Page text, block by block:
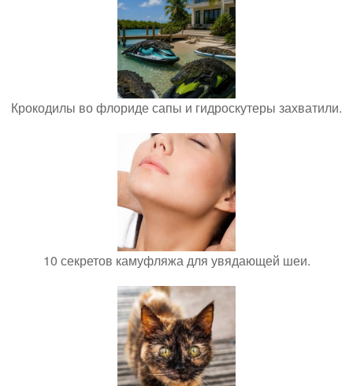
Крокодилы во флориде сапы и гидроскутеры захватили.
10 секретов камуфляжа для увядающей шеи.